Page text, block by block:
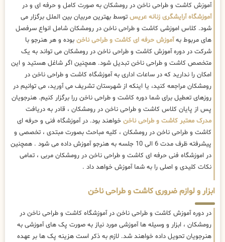
آموزش کاشت و طراحی ناخن در رومشکان به صورت کامل و حرفه ای و در
آموزشگاه آرایشگری زنانه عریس توسط بهترین مربیان بین الملل برگزار می
شود. کلاس اموزشی کاشت و طراحی ناخن در رومشکان شامل انواع سرفصل
های مربوط بهآموزش حرفه ای کاشت و طراحی ناخن بوده و هر هنرجو با
شرکت در دوره آموزش کاشت و طراحی ناخن در رومشکان می تواند به یک
متخصص کاشت و طراحی ناخن تبدیل شود. همچنین اگر شاغل هستید و این
امکان را ندارید که در ساعات اداری به آموزشگاه کاشت و طراحی ناخن در
رومشکان مراجعه کنید، یا اینکه از شهرستان تشریف می آورید، می توانیم در
روزهای تعطیل برای شما دوره کاشت و طراحی ناخن ررا برگزار کنیم. هنرجویان
پس از پایان کلاس کاشت و طراحی ناخن در رومشکان ، قادر به دریافت
مدرک معتبر کاشت و طراحی ناخن خواهند بود. در آموزشگاه فنی و حرفه ای
کاشت و طراحی ناخن در رومشکان ، کلیه مباحث بصورت مبتدی ، تخصصی و
پیشرفته ظرف مدت 6 الی 10 جلسه به هنرجو آموزش داده می شود . همچنین
در اموزشگاه فنی حرفه ای کاشت و طراحی ناخن در رومشکان مربی ، تمامی
نکات کلیدی و اصلی را به شما آموزش خواهد داد .
ابزار و لوازم ضروری کاشت و طراحی ناخن
در دوره آموزش کاشت و طراحی ناخن در آموزشگاه کاشت و طراحی ناخن در
رومشکان ، ابزار و وسیله ها آموزشی مورد نیاز به صورت پک های آموزشی به
هنرجویان تحویل داده خواهند شد. لازم به ذکر است هزینه پک ها بر عهده